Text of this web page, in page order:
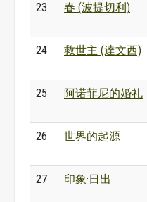
23 春 (波提切利)
24 救世主 (達文西)
25 阿诺菲尼的婚礼
26 世界的起源
27 印象·日出